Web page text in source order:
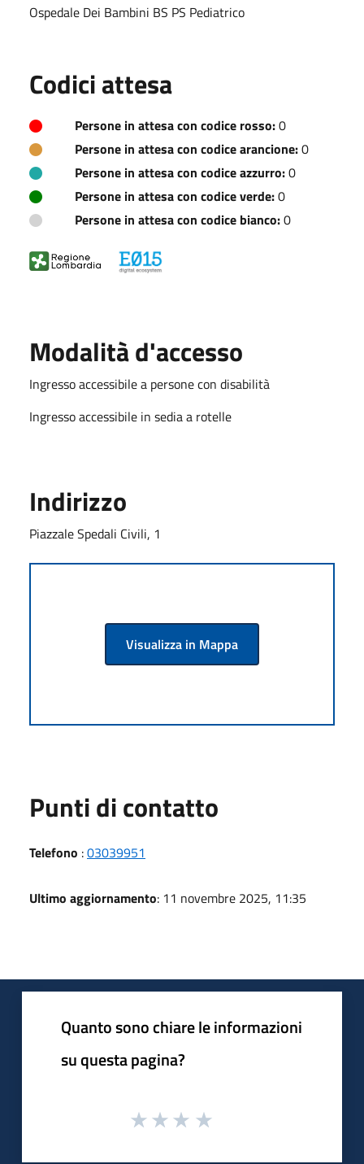
Ospedale Dei Bambini BS PS Pediatrico
Codici attesa
Persone in attesa con codice rosso:0
Persone in attesa con codice arancione:0
Persone in attesa con codice azzurro:0
Persone in attesa con codice verde:0
Persone in attesa con codice bianco:0
Modalità d'accesso
Ingresso accessibile a persone con disabilità
Ingresso accessibile in sedia a rotelle
Indirizzo
Piazzale Spedali Civili, 1
Visualizza in Mappa
Punti di contatto
Telefono :03039951
Ultimo aggiornamento: 11 novembre 2025, 11:35
Quanto sono chiare le informazioni
su questa pagina?